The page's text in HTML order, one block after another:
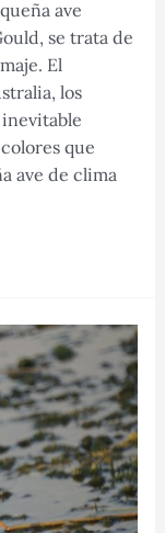
ave
se trata de
El
los
inevitable
que
ave de clima